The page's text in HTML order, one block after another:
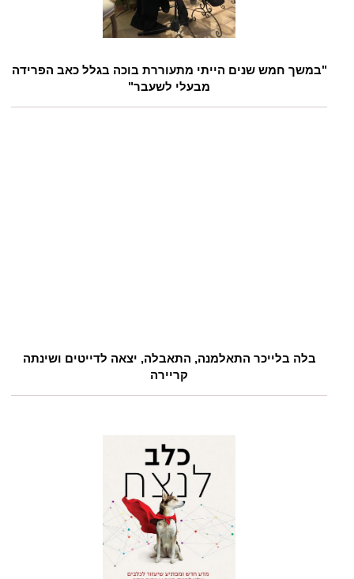
"במשך חמש שנים הייתי מתעוררת בוכה בגלל כאב הפרידה
מבעלי לשעבר"
בלה בלייכר התאלמנה, התאבלה, יצאה לדייטים ושינתה
קריירה